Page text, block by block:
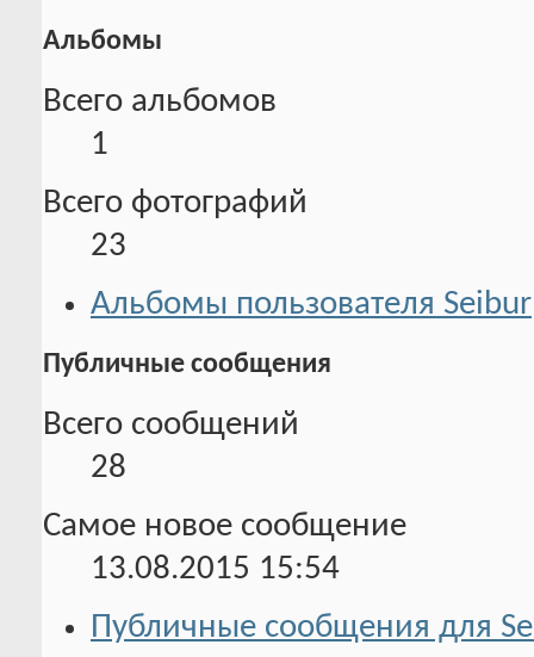
Альбомы
Всего альбомов
1
Всего фотографий
23
Альбомы пользователя Seibur
Публичные сообщения
Всего сообщений
28
Самое новое сообщение
13.08.2015 15:54
Публичные сообщения для